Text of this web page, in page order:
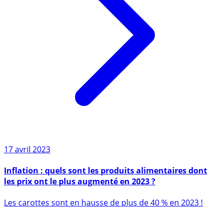
17 avril 2023
les prix ont le plus augmenté en 2023 ?